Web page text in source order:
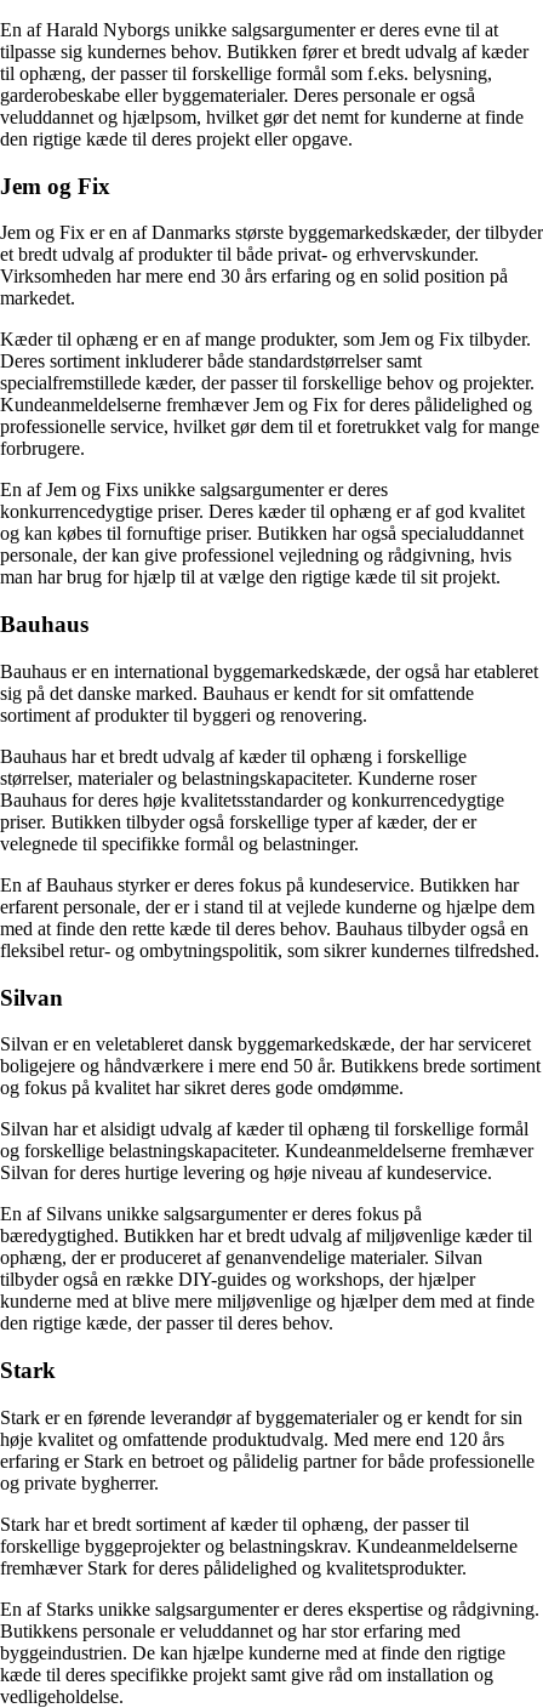
En af Harald Nyborgs unikke salgsargumenter er deres evne til at
tilpasse sig kundernes behov. Butikken fører et bredt udvalg af kæder
til ophæng, der passer til forskellige formål som f.eks. belysning,
garderobeskabe eller byggematerialer. Deres personale er også
veluddannet og hjælpsom, hvilket gør det nemt for kunderne at finde
den rigtige kæde til deres projekt eller opgave.
Jem og Fix
Jem og Fix er en af Danmarks største byggemarkedskæder, der tilbyder
et bredt udvalg af produkter til både privat- og erhvervskunder.
Virksomheden har mere end 30 års erfaring og en solid position på
markedet.
Kæder til ophæng er en af mange produkter, som Jem og Fix tilbyder.
Deres sortiment inkluderer både standardstørrelser samt
specialfremstillede kæder, der passer til forskellige behov og projekter.
Kundeanmeldelserne fremhæver Jem og Fix for deres pålidelighed og
professionelle service, hvilket gør dem til et foretrukket valg for mange
forbrugere.
En af Jem og Fixs unikke salgsargumenter er deres
konkurrencedygtige priser. Deres kæder til ophæng er af god kvalitet
og kan købes til fornuftige priser. Butikken har også specialuddannet
personale, der kan give professionel vejledning og rådgivning, hvis
man har brug for hjælp til at vælge den rigtige kæde til sit projekt.
Bauhaus
Bauhaus er en international byggemarkedskæde, der også har etableret
sig på det danske marked. Bauhaus er kendt for sit omfattende
sortiment af produkter til byggeri og renovering.
Bauhaus har et bredt udvalg af kæder til ophæng i forskellige
størrelser, materialer og belastningskapaciteter. Kunderne roser
Bauhaus for deres høje kvalitetsstandarder og konkurrencedygtige
priser. Butikken tilbyder også forskellige typer af kæder, der er
velegnede til specifikke formål og belastninger.
En af Bauhaus styrker er deres fokus på kundeservice. Butikken har
erfarent personale, der er i stand til at vejlede kunderne og hjælpe dem
med at finde den rette kæde til deres behov. Bauhaus tilbyder også en
fleksibel retur- og ombytningspolitik, som sikrer kundernes tilfredshed.
Silvan
Silvan er en veletableret dansk byggemarkedskæde, der har serviceret
boligejere og håndværkere i mere end 50 år. Butikkens brede sortiment
og fokus på kvalitet har sikret deres gode omdømme.
Silvan har et alsidigt udvalg af kæder til ophæng til forskellige formål
og forskellige belastningskapaciteter. Kundeanmeldelserne fremhæver
Silvan for deres hurtige levering og høje niveau af kundeservice.
En af Silvans unikke salgsargumenter er deres fokus på
bæredygtighed. Butikken har et bredt udvalg af miljøvenlige kæder til
ophæng, der er produceret af genanvendelige materialer. Silvan
tilbyder også en række DIY-guides og workshops, der hjælper
kunderne med at blive mere miljøvenlige og hjælper dem med at finde
den rigtige kæde, der passer til deres behov.
Stark
Stark er en førende leverandør af byggematerialer og er kendt for sin
høje kvalitet og omfattende produktudvalg. Med mere end 120 års
erfaring er Stark en betroet og pålidelig partner for både professionelle
og private bygherrer.
Stark har et bredt sortiment af kæder til ophæng, der passer til
forskellige byggeprojekter og belastningskrav. Kundeanmeldelserne
fremhæver Stark for deres pålidelighed og kvalitetsprodukter.
En af Starks unikke salgsargumenter er deres ekspertise og rådgivning.
Butikkens personale er veluddannet og har stor erfaring med
byggeindustrien. De kan hjælpe kunderne med at finde den rigtige
kæde til deres specifikke projekt samt give råd om installation og
vedligeholdelse.